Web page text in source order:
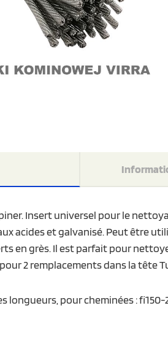
Insert universel pour le
acides et galvanisé. Peut être
en grès. Il est parfait pour
2 remplacements dans la tête
pour cheminées : fi150-